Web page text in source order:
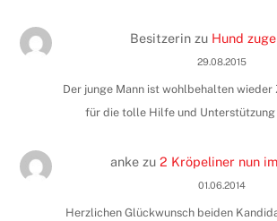
Besitzerinzu Hund
29.08.2015
Der junge Mann ist wohlbehalten wieder
für die tolle Hilfe und
ankezu 2 Kröpeliner nun
01.06.2014
Herzlichen Glückwunsch beiden